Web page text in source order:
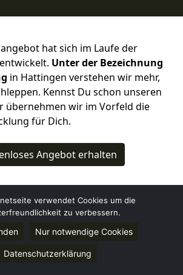
hat sich im Laufe der
Unter der Bezeichnung
in Hattingen verstehen wir mehr,
Kennst Du schon unseren
übernehmen wir im Vorfeld die
für Dich.
Angebot erhalten
verwendet Cookies um die
zu verbessern.
Nur notwendige Cookies
Datenschutzerklärung